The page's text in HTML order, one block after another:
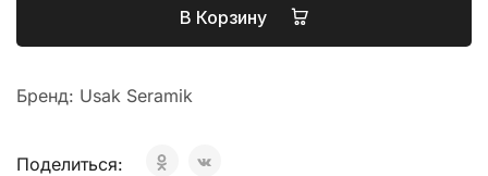
В Корзину
Бренд: Usak Seramik
Поделиться: